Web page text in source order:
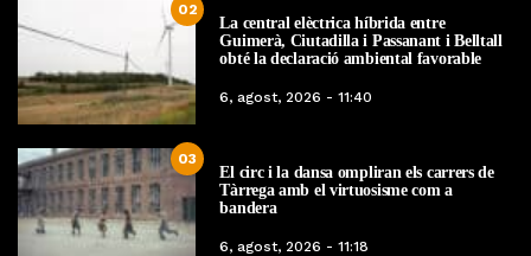
02
La central elèctrica híbrida entre
Guimerà, Ciutadilla i Passanant i Belltall
obté la declaració ambiental favorable
6, agost, 2026 - 11:40
03
El circ i la dansa ompliran els carrers de
Tàrrega amb el virtuosisme com a
bandera
6, agost, 2026 - 11:18